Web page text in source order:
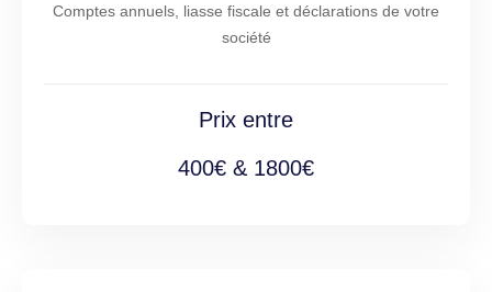
Comptes annuels, liasse fiscale et déclarations de votre
société
Prix entre
400€ & 1800€